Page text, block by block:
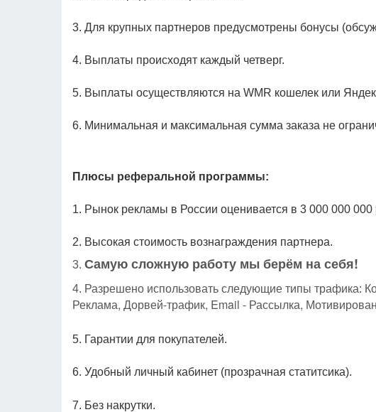
3. Для крупных партнеров предусмотрены бонусы
4. Выплаты происходят каждый четверг.
5. Выплаты осуществляются на WMR кошелек или
6. Минимальная и максимальная сумма заказа не
Плюсы реферальной программы:
1. Рынок рекламы в России оценивается в 3 000 000 000
2. Высокая стоимость вознаграждения партнера.
3. Самую сложную работу мы берём на себя!
4. Разрешено использовать следующие типы трафика:
Реклама, Дорвей-трафик, Email - Рассылка,
5. Гарантии для покупателей.
6. Удобный личный кабинет (прозрачная статитсика).
7. Без накрутки.